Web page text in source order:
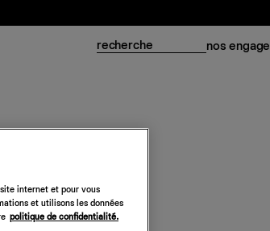
nos
Everyday Bralette
internet et pour vous
et utilisons les données
politique de confidentialité.